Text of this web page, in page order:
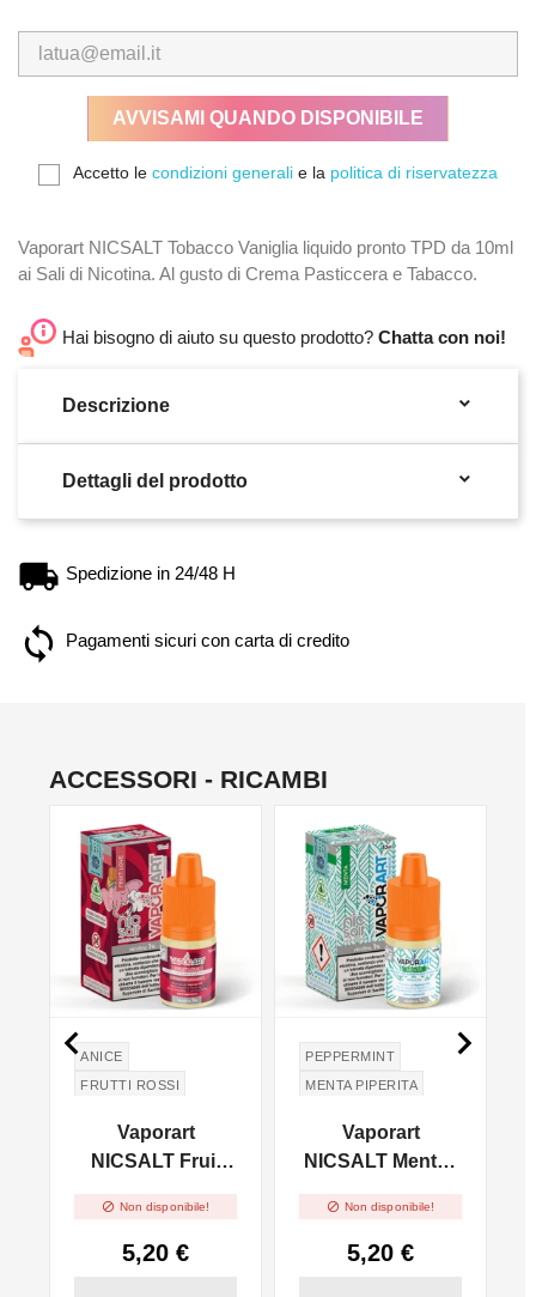
AVVISAMI QUANDO DISPONIBILE
Accetto le condizioni generali e la politica di riservatezza
Vaporart NICSALT Tobacco Vaniglia liquido pronto TPD da 10ml
ai Sali di Nicotina. Al gusto di Crema Pasticcera e Tabacco.
Hai bisogno di aiuto su questo prodotto? Chatta con noi!
Descrizione 
Dettagli del prodotto 
Spedizione in 24/48 H
Pagamenti sicuri con carta di credito
ACCESSORI - RICAMBI
ANICE
FRUTTI ROSSI
EUCALYPTUS
Vaporart
NICSALT Fruit
 Non disponibile!
5,20 €
NON DISPONIBILE
PEPPERMINT
MENTA PIPERITA
Vaporart
NICSALT Menta -
 Non disponibile!
5,20 €
NON DISPONIBILE
 